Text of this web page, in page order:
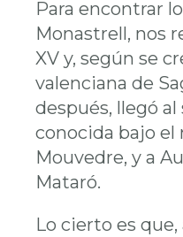
Para encontrar
Monastrell, nos
XV y, según se
valenciana de
después, llegó al
conocida bajo el
Mouvedre, y a
Mataró.
Lo cierto es